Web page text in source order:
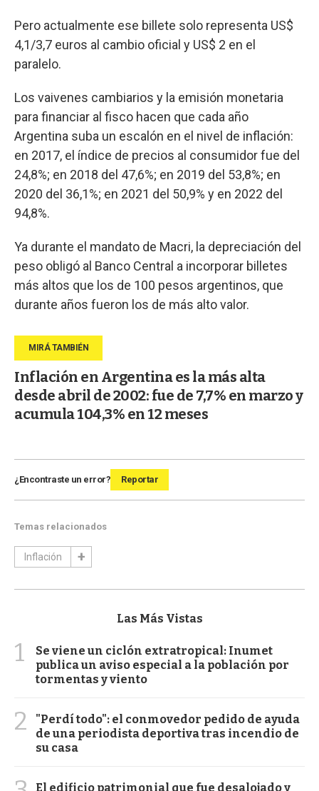
Pero actualmente ese billete solo representa US$
4,1/3,7 euros al cambio oficial y US$ 2 en el
paralelo.
Los vaivenes cambiarios y la emisión monetaria
para financiar al fisco hacen que cada año
Argentina suba un escalón en el nivel de inflación:
en 2017, el índice de precios al consumidor fue del
24,8%; en 2018 del 47,6%; en 2019 del 53,8%; en
2020 del 36,1%; en 2021 del 50,9% y en 2022 del
94,8%.
Ya durante el mandato de Macri, la depreciación del
peso obligó al Banco Central a incorporar billetes
más altos que los de 100 pesos argentinos, que
durante años fueron los de más alto valor.
Inflación en Argentina es la más alta
desde abril de 2002: fue de 7,7% en marzo y
acumula 104,3% en 12 meses
¿Encontraste un error? Reportar
Temas relacionados
Inflación
Las Más Vistas
1
Se viene un ciclón extratropical: Inumet
publica un aviso especial a la población por
tormentas y viento
2
"Perdí todo": el conmovedor pedido de ayuda
de una periodista deportiva tras incendio de
su casa
El edificio patrimonial que fue desalojado y